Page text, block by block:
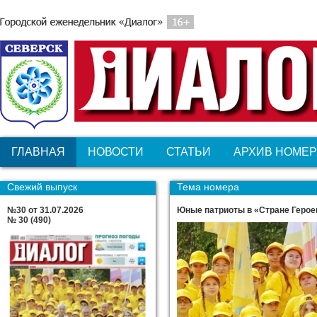
ГЛАВНАЯ НОВОСТИ СТАТЬИ АРХИВ
Свежий выпуск
№30 от 31.07.2026
№ 30 (490)
Тема номера
Юные патриоты в «Стране